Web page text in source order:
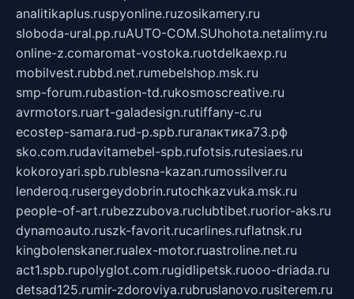
analitikaplus.ruspyonline.ruzosikamery.ru
sloboda-ural.pp.ruAUTO-COM.SUhohota.netalimy.ru
online-z.comaromat-vostoka.ruotdelkaexp.ru
mobilvest.rubbd.net.rumebelshop.msk.ru
smp-forum.rubastion-td.rukosmoscreative.ru
avrmotors.ruart-galadesign.rutiffany-c.ru
ecostep-samara.rud-p.spb.ruгалактика73.рф
sko.com.rudavitamebel-spb.rufotsis.rutesiaes.ru
kokoroyari.spb.rublesna-kazan.rumossilver.ru
lenderoq.rusergeydobrin.rutochkazvuka.msk.ru
people-of-art.rubezzubova.ruclubtibet.ruorior-aks.ru
dynamoauto.ruszk-favorit.rucarlines.ruflatnsk.ru
kingbolenskaner.rualex-motor.ruastroline.net.ru
act1.spb.rupolyglot.com.rugidlipetsk.ruooo-driada.ru
detsad125.rumir-zdoroviya.rubruslanovo.rusiterem.ru